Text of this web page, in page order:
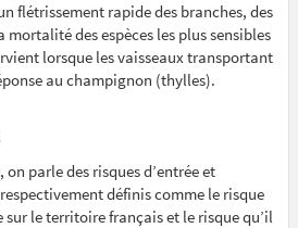
flétrissement rapide des branches, des
des espèces les plus sensibles
lorsque les vaisseaux transportant
au champignon (thylles).
parle des risques d’entrée et
définis comme le risque
le territoire français et le risque qu’il